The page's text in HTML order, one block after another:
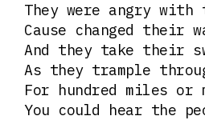
They were angry with
Cause changed their
And they take their
As they trample
For hundred miles or
You could hear the